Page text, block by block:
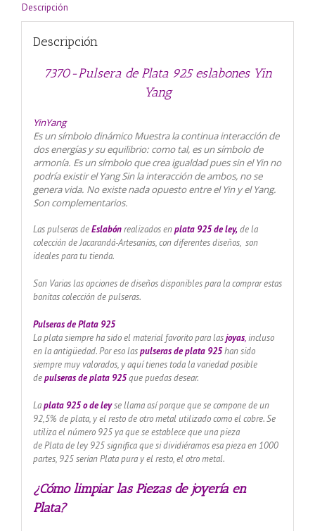
Descripción
Descripción
7370-Pulsera de Plata 925 eslabones Yin
Yang
YinYang
Es un símbolo dinámico Muestra la continua interacción de
dos energías y su equilibrio: como tal, es un símbolo de
armonía. Es un símbolo que crea igualdad pues sin el Yin no
podría existir el Yang Sin la interacción de ambos, no se
genera vida. No existe nada opuesto entre el Yin y el Yang.
Son complementarios.
Las pulseras deEslabónrealizados enplata 925 de ley, de la
colección de Jacarandá-Artesanías, con diferentes diseños, son
ideales para tu tienda.
Son Varias las opciones de diseños disponibles para la comprar estas
bonitas colección de pulseras.
Pulseras de Plata 925
La plata siempre ha sido el material favorito para lasjoyas,incluso
en la antigüedad. Por eso laspulseras de plata 925 han sido
siempre muy valorados, y aquí tienes toda la variedad posible
depulseras de plata 925 que puedas desear.
Laplata 925 o de leyse llama así porque que se compone de un
92,5% de plata, y el resto de otro metal utilizado como el cobre. Se
utiliza el número 925 ya que se establece que una pieza
de Plata de ley 925 significa que si dividiéramos esa pieza en 1000
partes, 925 serían Plata pura y el resto, el otro metal.
¿Cómo limpiar las Piezas de joyería en
Plata?